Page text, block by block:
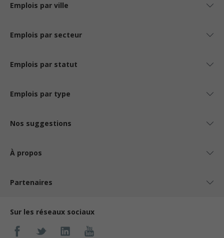
Emplois par ville
Emplois par secteur
Emplois par statut
Emplois par type
Nos suggestions
À propos
Partenaires
Sur les réseaux sociaux